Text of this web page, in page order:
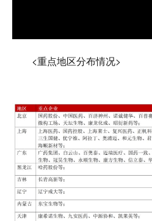
<重点地区分布情况>